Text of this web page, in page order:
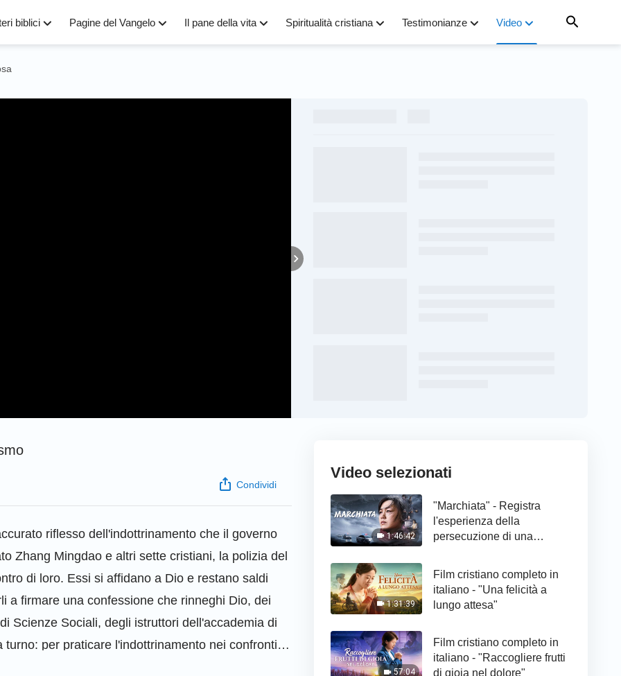
biblici Pagine del Vangelo Il pane della vita Spiritualità cristiana Testimonianze Video
Condividi
riflesso dell'indottrinamento che il governo
Zhang Mingdao e altri sette cristiani, la polizia del
di loro. Essi si affidano a Dio e restano saldi
a firmare una confessione che rinneghi Dio, dei
Scienze Sociali, degli istruttori dell'accademia di
per praticare l'indottrinamento nei confronti
Video selezionati
1:46:42
"Marchiata" - Registra
l'esperienza della
persecuzione di una
1:31:39
Film cristiano completo in
italiano - "Una felicità a
lungo attesa"
57:04
Film cristiano completo in
italiano - "Raccogliere frutti
di gioia nel dolore"